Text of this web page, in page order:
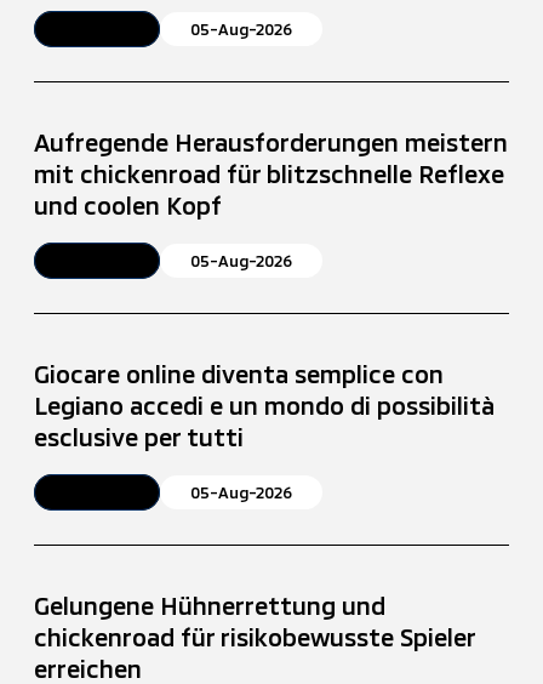
05-Aug-2026
Aufregende Herausforderungen meistern
mit chickenroad für blitzschnelle Reflexe
und coolen Kopf
05-Aug-2026
Giocare online diventa semplice con
Legiano accedi e un mondo di possibilità
esclusive per tutti
05-Aug-2026
Gelungene Hühnerrettung und
chickenroad für risikobewusste Spieler
erreichen